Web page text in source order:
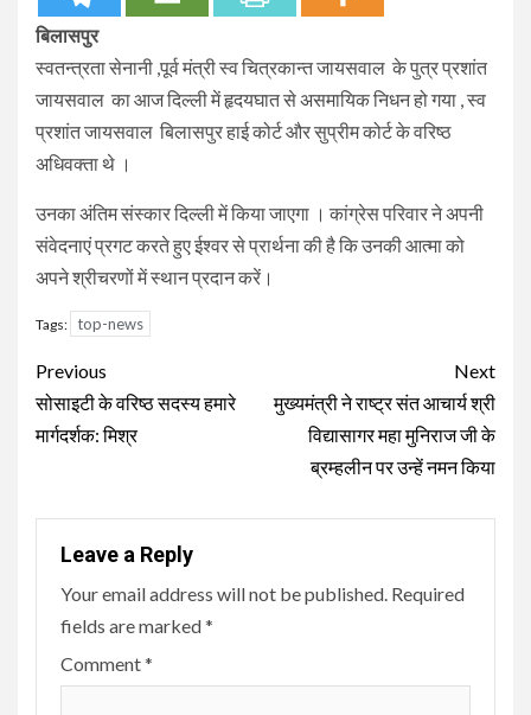
बिलासपुर
स्वतन्त्रता सेनानी ,पूर्व मंत्री स्व चित्रकान्त जायसवाल के पुत्र प्रशांत
जायसवाल का आज दिल्ली में हृदयघात से असमायिक निधन हो गया , स्व
प्रशांत जायसवाल बिलासपुर हाई कोर्ट और सुप्रीम कोर्ट के वरिष्ठ
अधिवक्ता थे ।
उनका अंतिम संस्कार दिल्ली में किया जाएगा । कांग्रेस परिवार ने अपनी
संवेदनाएं प्रगट करते हुए ईश्वर से प्रार्थना की है कि उनकी आत्मा को
अपने श्रीचरणों में स्थान प्रदान करें।
Tags: top-news
Continue
Reading
Previous
सोसाइटी के वरिष्ठ सदस्य हमारे
मार्गदर्शक: मिश्र
Next
मुख्यमंत्री ने राष्ट्र संत आचार्य श्री
विद्यासागर महा मुनिराज जी के
ब्रम्हलीन पर उन्हें नमन किया
Leave a Reply
Your email address will not be published. Required
fields are marked*
Comment*